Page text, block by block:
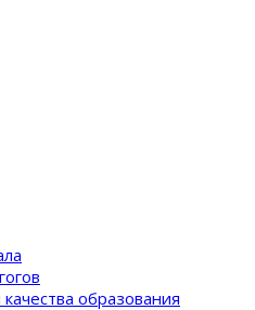
образования